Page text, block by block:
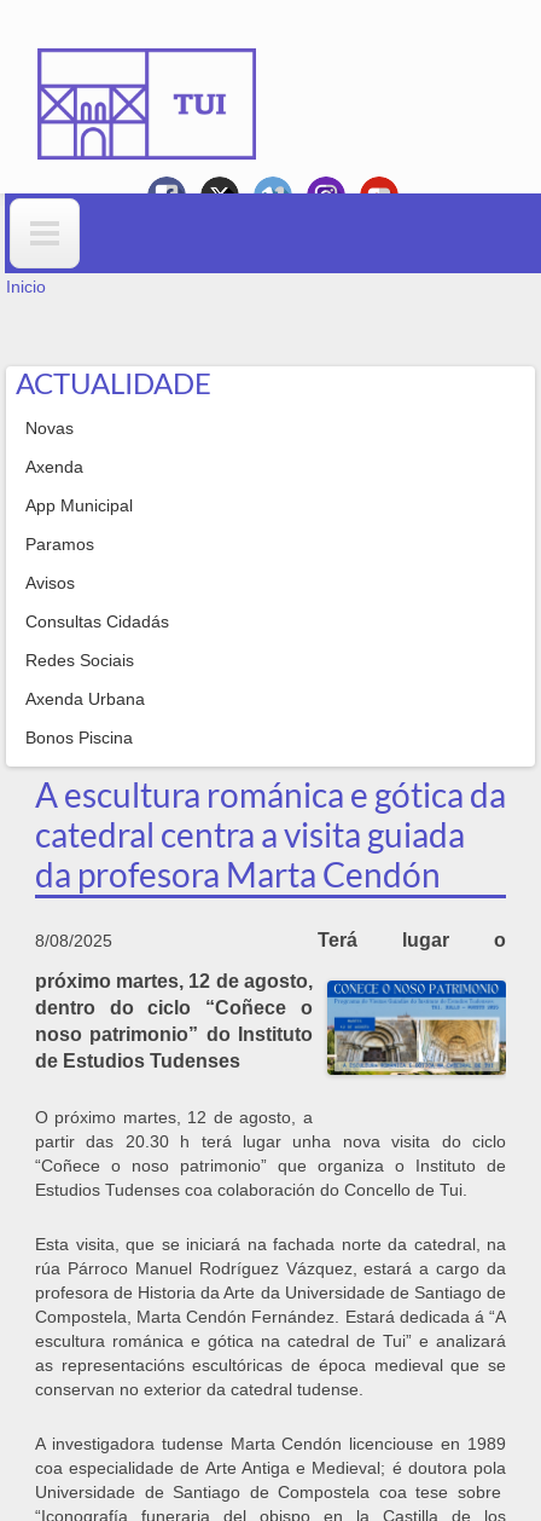
Formulario de busca
VOSTEDE ESTÁ AQUÍ
Inicio
ACTUALIDADE
Novas
Axenda
App Municipal
Paramos
Avisos
Consultas Cidadás
Redes Sociais
Axenda Urbana
Bonos Piscina
A escultura románica e gótica da
catedral centra a visita guiada
da profesora Marta Cendón
8/08/2025
Terá lugar o
próximo martes, 12 de agosto,
dentro do ciclo “Coñece o
noso patrimonio” do Instituto
de Estudios Tudenses
O próximo martes, 12 de agosto, a
partir das 20.30 h terá lugar unha nova visita do ciclo
“Coñece o noso patrimonio” que organiza o Instituto de
Estudios Tudenses coa colaboración do Concello de Tui.
Esta visita, que se iniciará na fachada norte da catedral, na
rúa Párroco Manuel Rodríguez Vázquez, estará a cargo da
profesora de Historia da Arte da Universidade de Santiago de
Compostela, Marta Cendón Fernández. Estará dedicada á “A
escultura románica e gótica na catedral de Tui” e analizará
as representacións escultóricas de época medieval que se
conservan no exterior da catedral tudense.
A investigadora tudense Marta Cendón licenciouse en 1989
coa especialidade de Arte Antiga e Medieval; é doutora pola
Universidade de Santiago de Compostela coa tese sobre
“Iconografía funeraria del obispo en la Castilla de los